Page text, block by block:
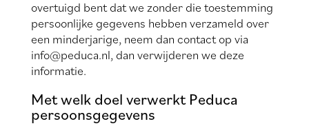
overtuigd bent dat we zonder die toestemming
persoonlijke gegevens hebben verzameld over
een minderjarige, neem dan contact op via
info@peduca.nl, dan verwijderen we deze
informatie.
Met welk doel verwerkt Peduca
persoonsgegevens